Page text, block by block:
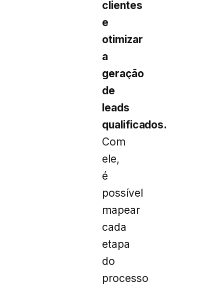
clientes
e
otimizar
a
geração
de
leads
qualificados.
Com
ele,
é
possível
mapear
cada
etapa
do
processo